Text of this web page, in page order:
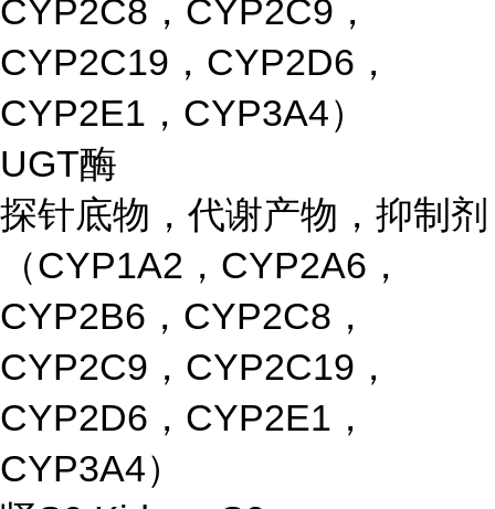
CYP2C8，CYP2C9，
CYP2C19，CYP2D6，
CYP2E1，CYP3A4）
UGT酶
探针底物，代谢产物，抑制剂
（CYP1A2，CYP2A6，
CYP2B6，CYP2C8，
CYP2C9，CYP2C19，
CYP2D6，CYP2E1，
CYP3A4）